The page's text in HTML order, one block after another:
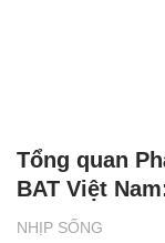
NHỊP SỐNG
Tổng quan
BAT Việt